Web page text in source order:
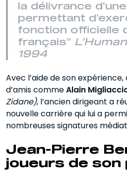
la délivrance
permettant
fonction officielle
français”
1994
Avec l’aide de son
d’amis commeAlain
Zidane), l’ancien dirigeant a
nouvelle carrière qui lui a
nombreuses signatures
Jean-Pierre
joueurs de son